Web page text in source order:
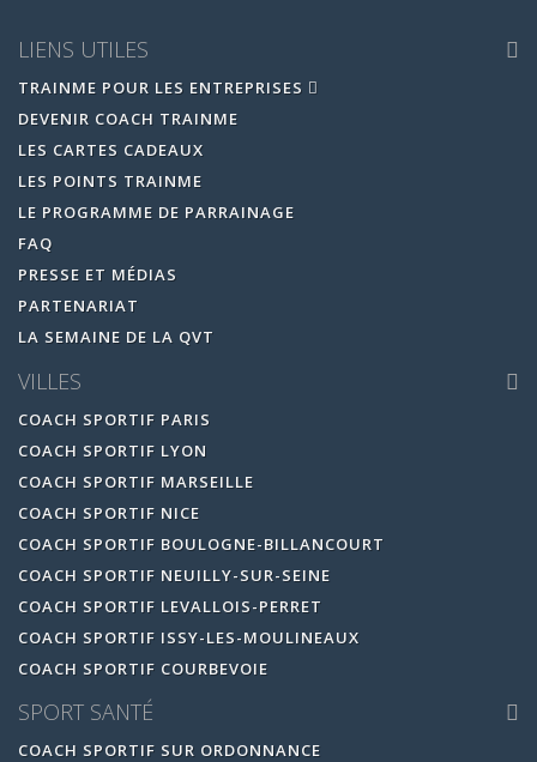
LIENS UTILES
TRAINME POUR LES ENTREPRISES
DEVENIR COACH TRAINME
LES CARTES CADEAUX
LES POINTS TRAINME
LE PROGRAMME DE PARRAINAGE
FAQ
PRESSE ET MÉDIAS
PARTENARIAT
LA SEMAINE DE LA QVT
VILLES
COACH SPORTIF PARIS
COACH SPORTIF LYON
COACH SPORTIF MARSEILLE
COACH SPORTIF NICE
COACH SPORTIF BOULOGNE-BILLANCOURT
COACH SPORTIF NEUILLY-SUR-SEINE
COACH SPORTIF LEVALLOIS-PERRET
COACH SPORTIF ISSY-LES-MOULINEAUX
COACH SPORTIF COURBEVOIE
SPORT SANTÉ
COACH SPORTIF SUR ORDONNANCE